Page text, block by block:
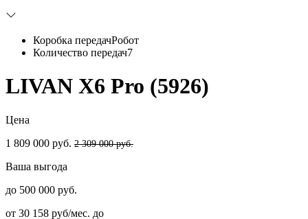
Коробка передачРобот
Количество передач7
LIVAN X6 Pro (5926)
Цена
1 809 000 руб. 2 309 000 руб.
Ваша выгода
до 500 000 руб.
от 30 158 руб/мес. до